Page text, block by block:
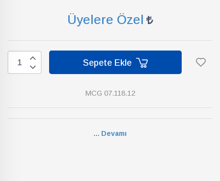
Üyelere Özel
Sepete Ekle
MCG 07.118.12
... Devamı